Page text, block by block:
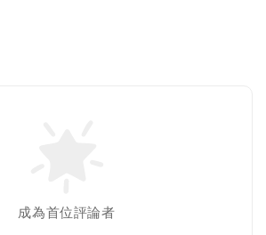
成為首位評論者